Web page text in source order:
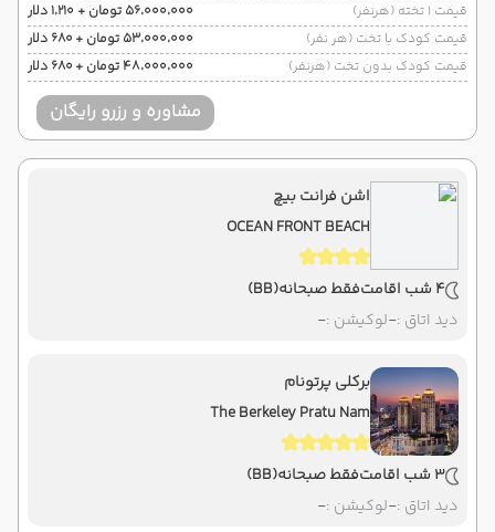
قیمت 1 تخته (هرنفر)
۵۶٬۰۰۰٬۰۰۰ تومان + ۱٬۲۱۰ دلار
قیمت کودک با تخت (هر نفر)
۵۳٬۰۰۰٬۰۰۰ تومان + ۶۸۰ دلار
قیمت کودک بدون تخت (هرنفر)
۴۸٬۰۰۰٬۰۰۰ تومان + ۶۸۰ دلار
مشاوره و رزرو رایگان
اشن فرانت بیچ
OCEAN FRONT BEACH
4 شب اقامت فقط صبحانه(BB)
دید اتاق :-لوکیشن :-
برکلی پرتونام
The Berkeley Pratu Nam
3 شب اقامت فقط صبحانه(BB)
دید اتاق :-لوکیشن :-